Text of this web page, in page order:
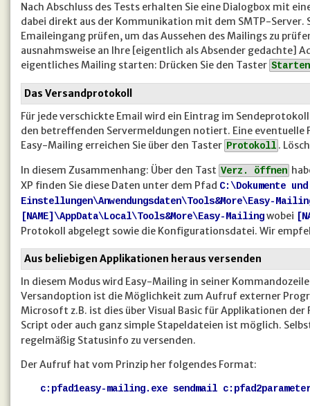
Nach Abschluss des Tests erhalten Sie eine Dialogbox mit
dabei direkt aus der Kommunikation mit dem SMTP-
Emaileingang prüfen, um das Aussehen des Mailings zu
ausnahmsweise an Ihre [eigentlich als Absender gedachte]
eigentliches Mailing starten: Drücken Sie den Taster Starten
Das Versandprotokoll
Für jede verschickte Email wird ein Eintrag im
den betreffenden Servermeldungen notiert. Eine eventuelle
Easy-Mailing erreichen Sie über den Taster Protokoll .
In diesem Zusammenhang: Über den Tast Verz. öffnen
XP finden Sie diese Daten unter dem Pfad C:\Dokumente
Einstellungen\Anwendungsdaten\Tools&More\Easy-
[NAME]\AppData\Local\Tools&More\Easy-Mailingwobei
Protokoll abgelegt sowie die Konfigurationsdatei. Wir
Aus beliebigen Applikationen heraus versenden
In diesem Modus wird Easy-Mailing in seiner
Versandoption ist die Möglichkeit zum Aufruf externer
Microsoft z.B. ist dies über Visual Basic für Applikationen
Script oder auch ganz simple Stapeldateien ist möglich.
regelmäßig Statusinfo zu versenden.
Der Aufruf hat vom Prinzip her folgendes Format:
c:pfad1easy-mailing.exe sendmail